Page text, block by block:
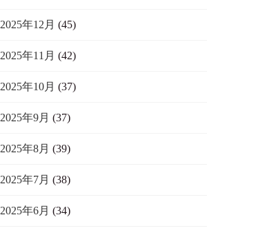
2025年12月 (45)
2025年11月 (42)
2025年10月 (37)
2025年9月 (37)
2025年8月 (39)
2025年7月 (38)
2025年6月 (34)